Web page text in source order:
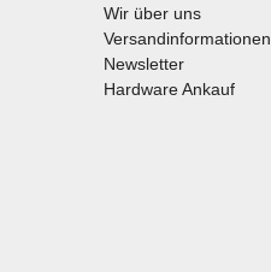
Wir über uns
Versandinformationen
Newsletter
Hardware Ankauf